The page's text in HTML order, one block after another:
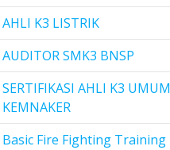
AHLI K3 LISTRIK
AUDITOR SMK3 BNSP
SERTIFIKASI AHLI K3 UMUM
KEMNAKER
Basic Fire Fighting Training